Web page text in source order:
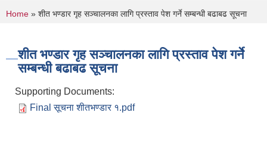
You are here
Home » शीत भण्डार गृह सञ्चालनका लागि प्रस्ताव पेश गर्ने सम्बन्धी बढाबढ सूचना
शीत भण्डार गृह सञ्चालनका लागि प्रस्ताव पेश गर्ने
सम्बन्धी बढाबढ सूचना
Supporting Documents:
Final सूचना शीतभण्डार १.pdf